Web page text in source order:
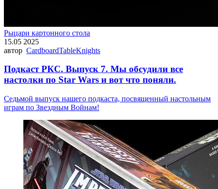
Рыцари картонного стола
15.05 2025
автор CardboardTableKnights
Подкаст РКС. Выпуск 7. Мы обсудили все
настолки по Star Wars и вот что поняли.
Седьмой выпуск нашего подкаста, посвященный настольным
играм по Звездным Войнам!